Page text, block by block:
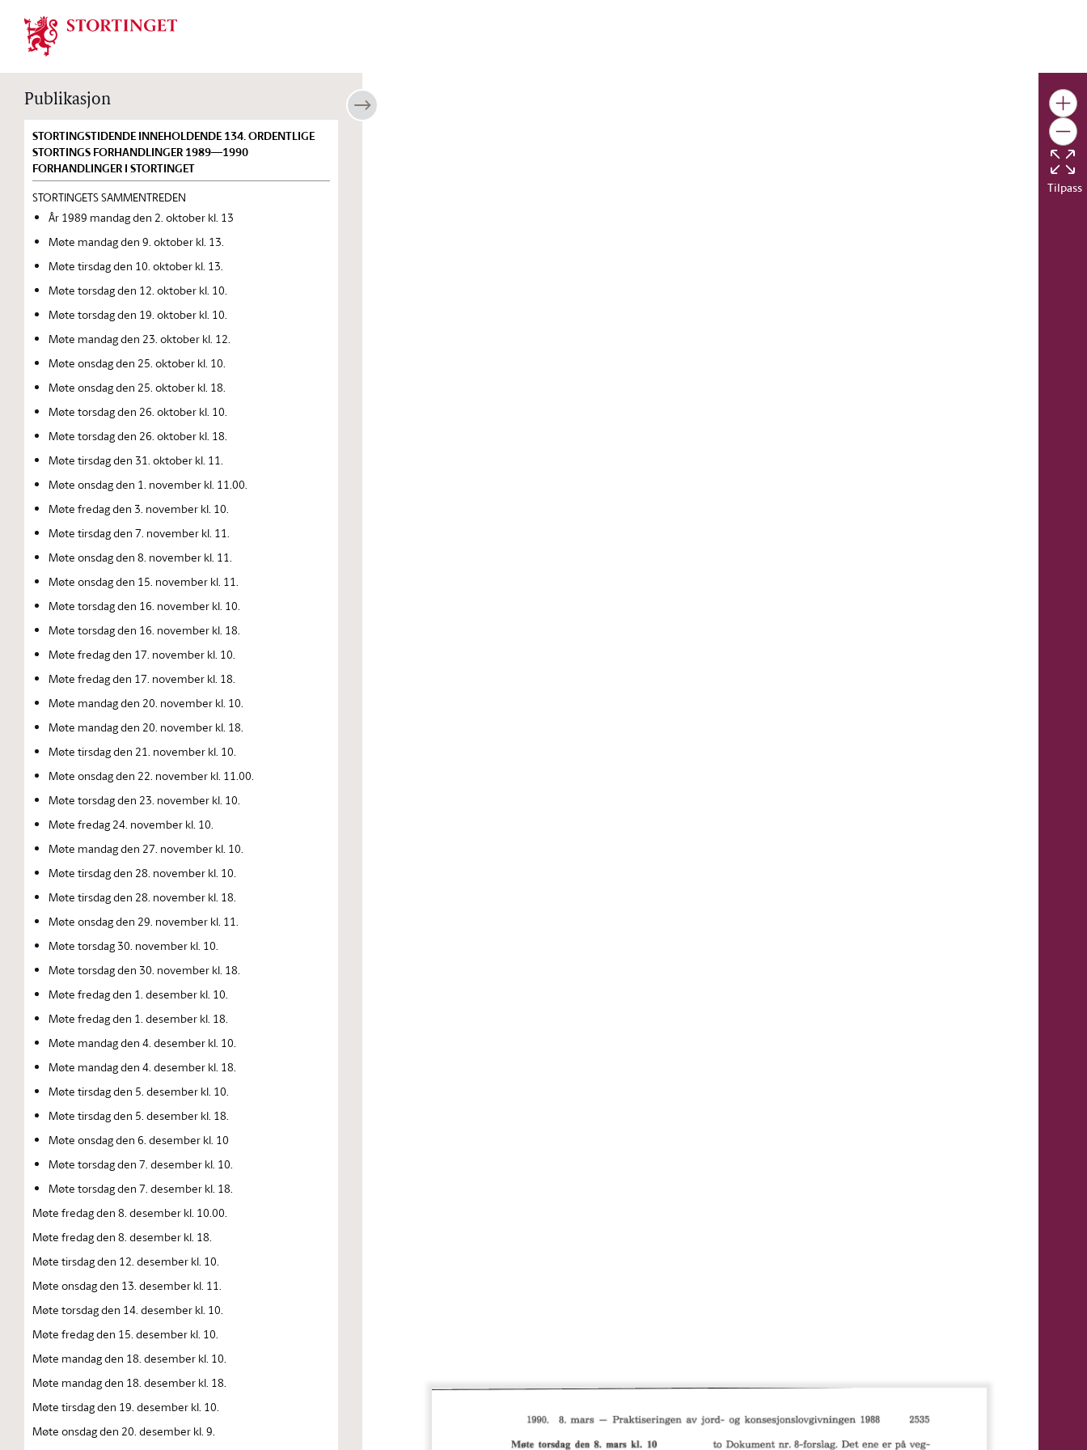
Stortinget.no
Publikasjon
STORTINGSTIDENDE INNEHOLDENDE 134. ORDENTLIGE
STORTINGS FORHANDLINGER 1989—1990
FORHANDLINGER I STORTINGET
STORTINGETS SAMMENTREDEN
År 1989 mandag den 2. oktober kl. 13
Møte mandag den 9. oktober kl. 13.
Møte tirsdag den 10. oktober kl. 13.
Møte torsdag den 12. oktober kl. 10.
Møte torsdag den 19. oktober kl. 10.
Møte mandag den 23. oktober kl. 12.
Møte onsdag den 25. oktober kl. 10.
Møte onsdag den 25. oktober kl. 18.
Møte torsdag den 26. oktober kl. 10.
Møte torsdag den 26. oktober kl. 18.
Møte tirsdag den 31. oktober kl. 11.
Møte onsdag den 1. november kl. 11.00.
Møte fredag den 3. november kl. 10.
Møte tirsdag den 7. november kl. 11.
Møte onsdag den 8. november kl. 11.
Møte onsdag den 15. november kl. 11.
Møte torsdag den 16. november kl. 10.
Møte torsdag den 16. november kl. 18.
Møte fredag den 17. november kl. 10.
Møte fredag den 17. november kl. 18.
Møte mandag den 20. november kl. 10.
Møte mandag den 20. november kl. 18.
Møte tirsdag den 21. november kl. 10.
Møte onsdag den 22. november kl. 11.00.
Møte torsdag den 23. november kl. 10.
Møte fredag 24. november kl. 10.
Møte mandag den 27. november kl. 10.
Møte tirsdag den 28. november kl. 10.
Møte tirsdag den 28. november kl. 18.
Møte onsdag den 29. november kl. 11.
Møte torsdag 30. november kl. 10.
Møte torsdag den 30. november kl. 18.
Møte fredag den 1. desember kl. 10.
Møte fredag den 1. desember kl. 18.
Møte mandag den 4. desember kl. 10.
Møte mandag den 4. desember kl. 18.
Møte tirsdag den 5. desember kl. 10.
Møte tirsdag den 5. desember kl. 18.
Møte onsdag den 6. desember kl. 10
Møte torsdag den 7. desember kl. 10.
Møte torsdag den 7. desember kl. 18.
Møte fredag den 8. desember kl. 10.00.
Møte fredag den 8. desember kl. 18.
Møte tirsdag den 12. desember kl. 10.
Møte onsdag den 13. desember kl. 11.
Møte torsdag den 14. desember kl. 10.
Møte fredag den 15. desember kl. 10.
Møte mandag den 18. desember kl. 10.
Møte mandag den 18. desember kl. 18.
Møte tirsdag den 19. desember kl. 10.
Møte onsdag den 20. desember kl. 9.